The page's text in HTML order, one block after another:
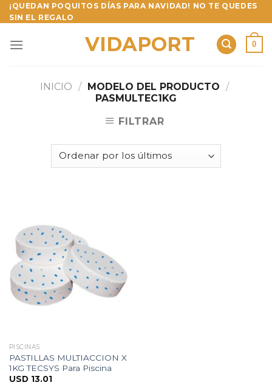
Skip
to
¡QUEDAN POQUITOS DÍAS PARA NAVIDAD! NO TE QUEDES
SIN EL REGALO
VIDAPORT 0
INICIO / MODELO DEL PRODUCTO /
PASMULTEC1KG
FILTRAR
PISCINAS
PASTILLAS MULTIACCION X
1KG TECSYS Para Piscina
USD 13.01